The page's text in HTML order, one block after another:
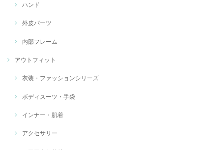
ハンド
外皮パーツ
内部フレーム
アウトフィット
衣装・ファッションシリーズ
ボディスーツ・手袋
インナー・肌着
アクセサリー